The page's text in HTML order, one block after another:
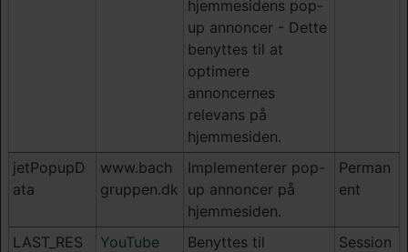
hjemmesidens pop-
up annoncer - Dette
benyttes til at
optimere
annoncernes
relevans på
hjemmesiden.
jetPopupD
ata
www.bach
gruppen.dk
Implementerer pop-
up annoncer på
hjemmesiden.
Perman
ent
LAST_RES
YouTube
Benyttes til
Session